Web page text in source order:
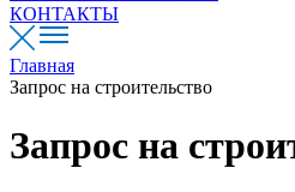
КОНТАКТЫ
Главная
Запрос на строительство
Запрос на